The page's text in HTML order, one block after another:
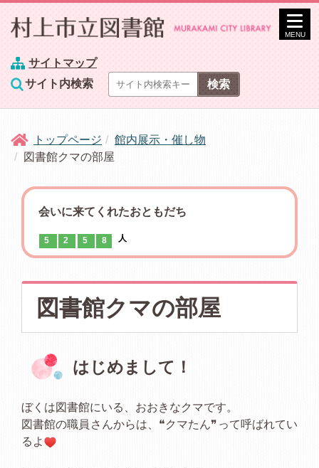
サイトマップ
サイト内検索
MENU
トップページ
館内展示・催し物
図書館クマの部屋
会いに来てくれたおともだち
人
5 2 5 8
図書館クマの部屋
はじめまして！
ぼくは図書館にいる、おおきなクマです。
図書館の職員さんからは、❝クマたん❞って呼ばれてい
るよ